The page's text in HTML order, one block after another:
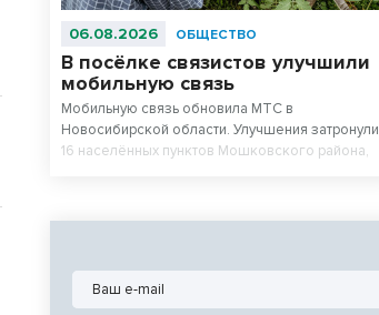
06.08.2026 ОБЩЕСТВО
В посёлке связистов улучшили
мобильную связь
Мобильную связь обновила МТС в
Новосибирской области. Улучшения затронули
16 населённых пунктов Мошковского района,